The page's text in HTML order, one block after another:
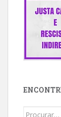
Buscar: